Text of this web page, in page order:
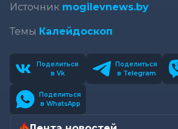
Источник mogilevnews.by
Темы Калейдоскоп
Поделиться
в Vk
Поделиться
в Telegram
Поделиться
в WhatsApp